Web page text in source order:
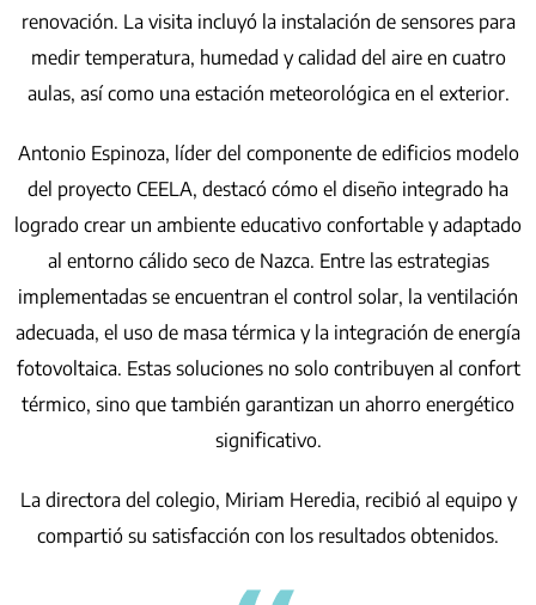
renovación. La visita incluyó la instalación de sensores para
medir temperatura, humedad y calidad del aire en cuatro
aulas, así como una estación meteorológica en el exterior.
Antonio Espinoza, líder del componente de edificios modelo
del proyecto CEELA, destacó cómo el diseño integrado ha
logrado crear un ambiente educativo confortable y adaptado
al entorno cálido seco de Nazca. Entre las estrategias
implementadas se encuentran el control solar, la ventilación
adecuada, el uso de masa térmica y la integración de energía
fotovoltaica. Estas soluciones no solo contribuyen al confort
térmico, sino que también garantizan un ahorro energético
significativo.
La directora del colegio, Miriam Heredia, recibió al equipo y
compartió su satisfacción con los resultados obtenidos.